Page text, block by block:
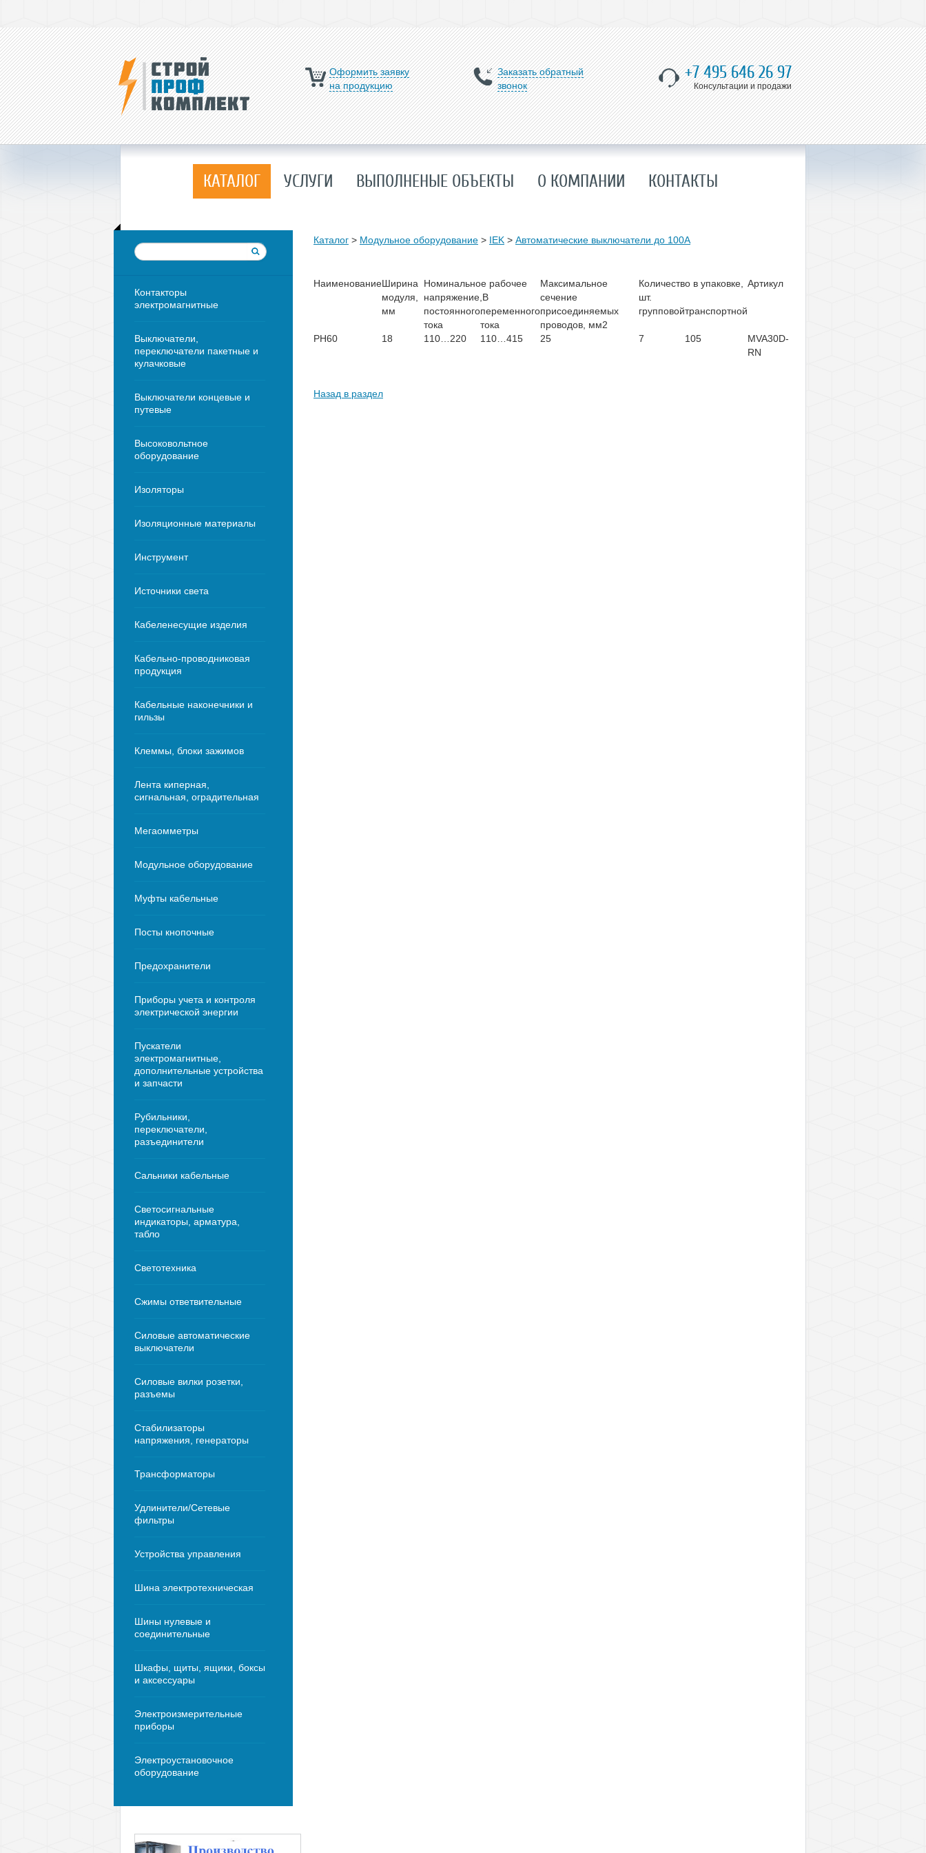
Оформить заявку
на продукцию
Заказать обратный
звонок
+7 495 646 26 97
Консультации и продажи
КАТАЛОГ УСЛУГИ ВЫПОЛНЕНЫЕ ОБЪЕКТЫ О КОМПАНИИ КОНТАКТЫ
Контакторы
электромагнитные
Выключатели,
переключатели пакетные и
кулачковые
Выключатели концевые и
путевые
Высоковольтное
оборудование
Изоляторы
Изоляционные материалы
Инструмент
Источники света
Кабеленесущие изделия
Кабельно-проводниковая
продукция
Кабельные наконечники и
гильзы
Клеммы, блоки зажимов
Лента киперная,
сигнальная, оградительная
Мегаомметры
Модульное оборудование
Муфты кабельные
Посты кнопочные
Предохранители
Приборы учета и контроля
электрической энергии
Пускатели
электромагнитные,
дополнительные устройства
и запчасти
Рубильники,
переключатели,
разъединители
Сальники кабельные
Светосигнальные
индикаторы, арматура,
табло
Светотехника
Сжимы ответвительные
Силовые автоматические
выключатели
Силовые вилки розетки,
разъемы
Стабилизаторы
напряжения, генераторы
Трансформаторы
Удлинители/Сетевые
фильтры
Устройства управления
Шина электротехническая
Шины нулевые и
соединительные
Шкафы, щиты, ящики, боксы
и аксессуары
Электроизмерительные
приборы
Электроустановочное
оборудование
Каталог > Модульное оборудование > IEK > Автоматические выключатели до 100А
НаименованиеШирина
модуля,
мм
Номинальное рабочее
напряжение,В
Максимальное
сечение
присоединяемых
проводов, мм2
Количество в упаковке,
шт.
Артикул
постоянного
тока
переменного
тока
групповойтранспортной
РН60 18 110…220 110…415 25 7 105
MVA30D-
RN
Назад в раздел